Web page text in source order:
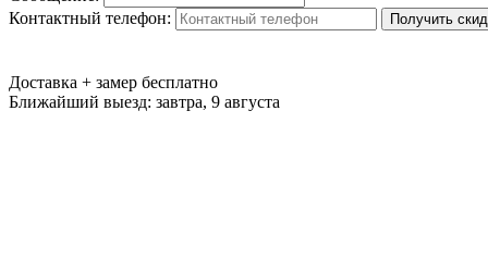
Контактный телефон:
Получить
Доставка + замер бесплатно
Ближайший выезд: завтра, 9 августа